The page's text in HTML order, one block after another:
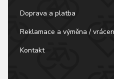
Doprava a platba
Reklamace a výměna /
Kontakt